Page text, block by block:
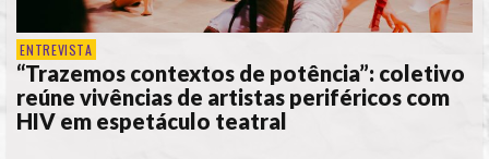
ENTREVISTA
“Trazemos contextos de potência”: coletivo
reúne vivências de artistas periféricos com
HIV em espetáculo teatral